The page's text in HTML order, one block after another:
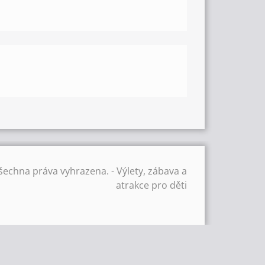
práva vyhrazena. - Výlety, zábava a
atrakce pro děti